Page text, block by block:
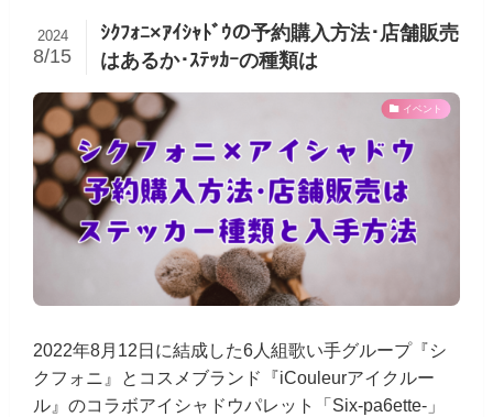
ｼｸﾌｫﾆ×ｱｲｼｬﾄﾞｳの予約購入方法･店舗販売
はあるか･ｽﾃｯｶｰの種類は
2024
8/15
イベント
2022年8月12日に結成した6人組歌い手グループ『シ
クフォニ』とコスメブランド『iCouleurアイクルー
ル』のコラボアイシャドウパレット「Six-pa6ette-」